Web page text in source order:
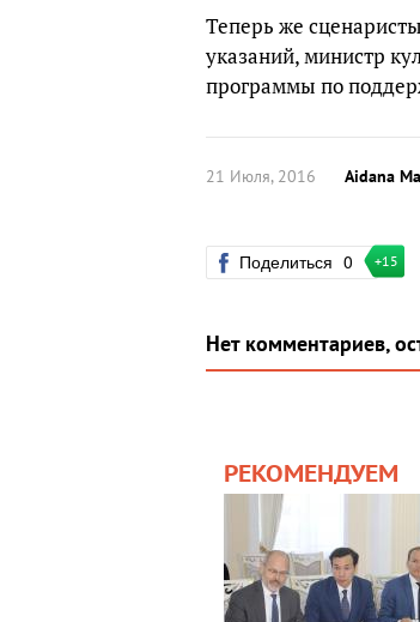
Теперь же
указаний, министр
программы по
21 Июля, 2016 Aidana
Поделиться 0 +15
Нет комментариев,
РЕКОМЕНДУЕМ